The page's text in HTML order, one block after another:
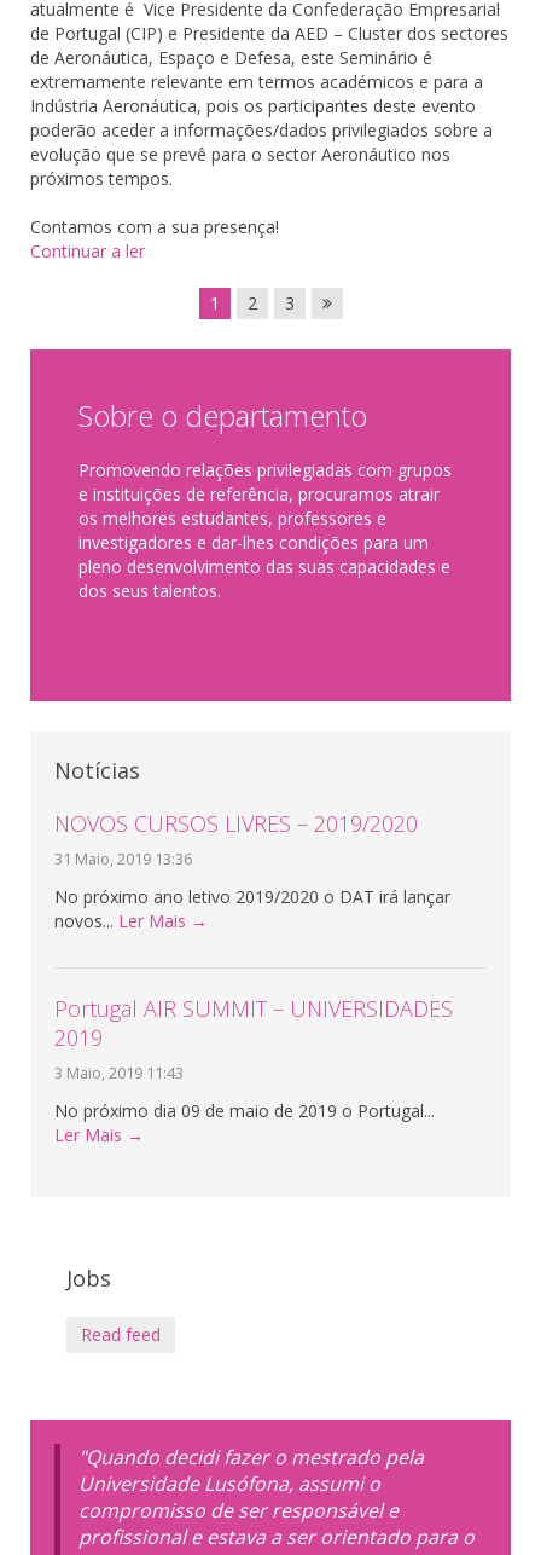
atualmente é Vice Presidente da Confederação Empresarial
de Portugal (CIP) e Presidente da AED – Cluster dos sectores
de Aeronáutica, Espaço e Defesa, este Seminário é
extremamente relevante em termos académicos e para a
Indústria Aeronáutica, pois os participantes deste evento
poderão aceder a informações/dados privilegiados sobre a
evolução que se prevê para o sector Aeronáutico nos
próximos tempos.
Contamos com a sua presença!
Continuar a ler
1 2 3
Sobre o departamento
Promovendo relações privilegiadas com grupos
e instituições de referência, procuramos atrair
os melhores estudantes, professores e
investigadores e dar-lhes condições para um
pleno desenvolvimento das suas capacidades e
dos seus talentos.
Notícias
NOVOS CURSOS LIVRES – 2019/2020
31 Maio, 2019 13:36
No próximo ano letivo 2019/2020 o DAT irá lançar
novos... Ler Mais →
Portugal AIR SUMMIT – UNIVERSIDADES
2019
3 Maio, 2019 11:43
No próximo dia 09 de maio de 2019 o Portugal...
Ler Mais →
Jobs
Read feed
"Quando decidi fazer o mestrado pela
Universidade Lusófona, assumi o
compromisso de ser responsável e
profissional e estava a ser orientado para o